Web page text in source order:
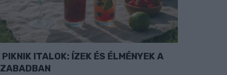
PIKNIK ITALOK: ÍZEK ÉS ÉLMÉNYEK A